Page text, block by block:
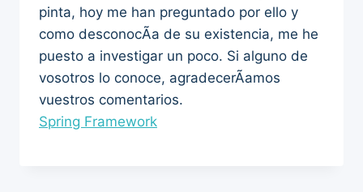
pinta, hoy me han preguntado por ello y
como desconocÃ­a de su existencia, me he
puesto a investigar un poco. Si alguno de
vosotros lo conoce, agradecerÃ­amos
vuestros comentarios.
Spring Framework